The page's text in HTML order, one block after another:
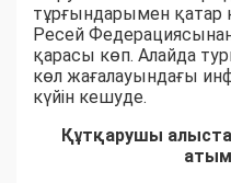
тұрғындарымен қатар
Ресей Федерациясынан
қарасы көп. Алайда
көл жағалауындағы
күйін кешуде.
Құтқарушы